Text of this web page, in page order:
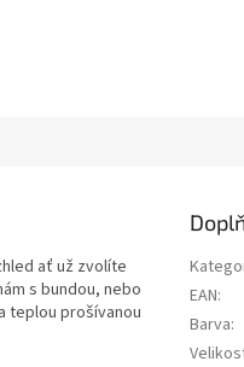
ať už zvolíte
s bundou, nebo
teplou prošívanou
EAN:
Barva: